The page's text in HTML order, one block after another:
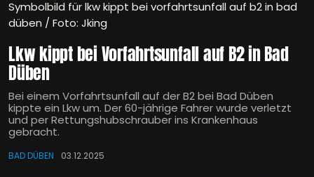
Symbolbild für lkw kippt bei vorfahrtsunfall auf b2 in bad
düben / Foto: Jking
Lkw kippt bei Vorfahrtsunfall auf B2 in Bad
Düben
Bei einem Vorfahrtsunfall auf der B2 bei Bad Düben
kippte ein Lkw um. Der 60-jährige Fahrer wurde verletzt
und per Rettungshubschrauber ins Krankenhaus
gebracht.
BAD DÜBEN 03.12.2025